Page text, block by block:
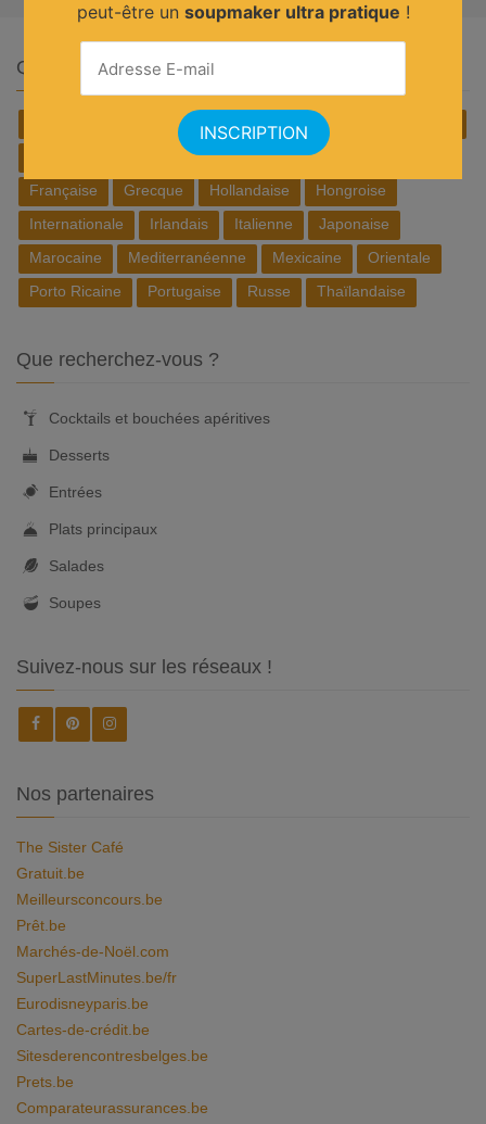
Quelle cuisine ?
Allemande Américaine Anglaise
Chinoise Cubaine
Française
Grecque Hollandaise
Hongroise
Internationale
Irlandais Italienne
Japonaise
Marocaine
Mediterranéenne Mexicaine
Orientale
Porto Ricaine
Portugaise Russe Thaïlandaise
Que recherchez-vous ?
Cocktails et bouchées apéritives
Desserts
Entrées
Plats principaux
Salades
Soupes
Suivez-nous sur les réseaux !
Nos partenaires
The Sister Café
Gratuit.be
Meilleursconcours.be
Prêt.be
Marchés-de-Noël.com
SuperLastMinutes.be/fr
Eurodisneyparis.be
Cartes-de-crédit.be
Sitesderencontresbelges.be
Prets.be
Comparateurassurances.be
peut-être un soupmaker ultra pratique !